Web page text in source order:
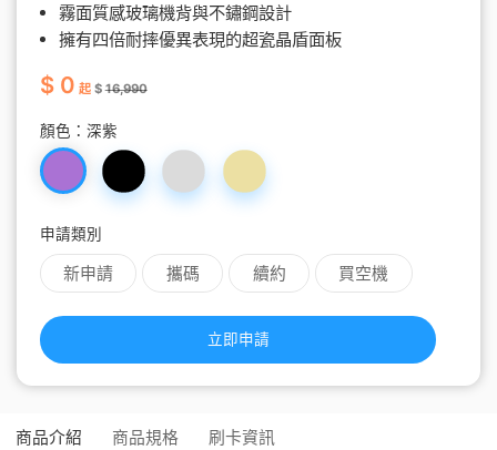
霧面質感玻璃機背與不鏽鋼設計
擁有四倍耐摔優異表現的超瓷晶盾面板
$ 0 起 $16,990
顏色： 深紫
申請類別
新申請 攜碼 續約 買空機
立即申請
商品介紹 商品規格 刷卡資訊